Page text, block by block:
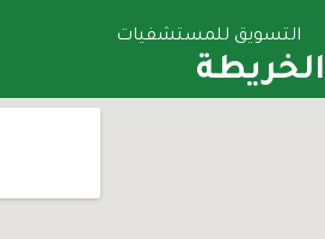
التسويق للمستشفيات
الخريطة